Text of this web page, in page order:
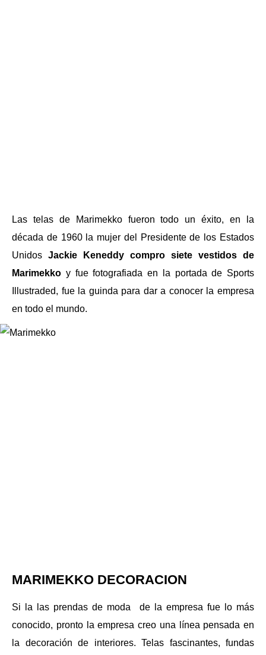
Las telas de Marimekko fueron todo un éxito, en la
década de 1960 la mujer del Presidente de los Estados
Unidos Jackie Keneddy compro siete vestidos de
Marimekko y fue fotografiada en la portada de Sports
Illustraded, fue la guinda para dar a conocer la empresa
en todo el mundo.
MARIMEKKO DECORACION
Si la las prendas de moda de la empresa fue lo más
conocido, pronto la empresa creo una línea pensada en
la decoración de interiores. Telas fascinantes, fundas